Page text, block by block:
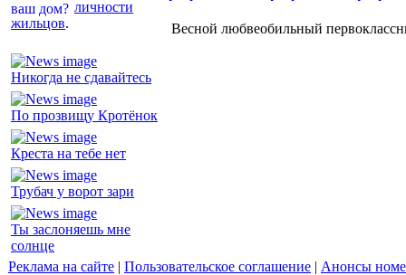
личности
жильцов.
Никогда не сдавайтесь
По прозвищу Кротёнок
Креста на тебе нет
Трубач у ворот зари
Ты заслоняешь мне
солнце
Весной любвеобильный
Реклама на сайте | Пользовательское соглашение | Анонсы